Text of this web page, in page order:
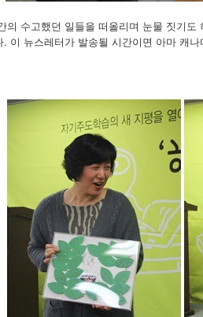
의 수고했던 일들을 떠올리며 눈물 짓기
. 이 뉴스레터가 발송될 시간이면 아마 캐